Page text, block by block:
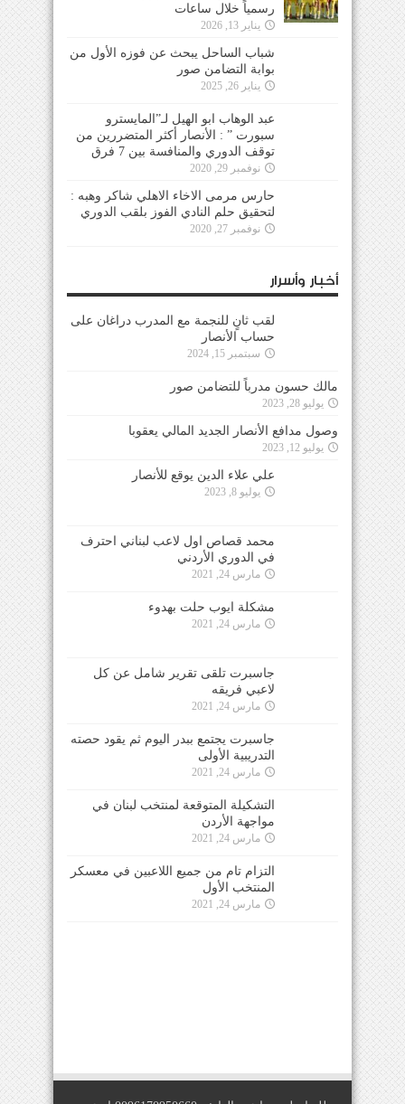
رسمياً خلال ساعات
يناير 13, 2026
شباب الساحل يبحث عن فوزه الأول من
بوابة التضامن صور
يناير 26, 2025
عبد الوهاب ابو الهيل لـ”المايسترو
سبورت ” : الأنصار أكثر المتضررين من
توقف الدوري والمنافسة بين 7 فرق
نوفمبر 29, 2020
حارس مرمى الاخاء الاهلي شاكر وهبه :
لتحقيق حلم النادي الفوز بلقب الدوري
نوفمبر 27, 2020
أخبار وأسرار
لقب ثانٍ للنجمة مع المدرب دراغان على
حساب الأنصار
سبتمبر 15, 2024
مالك حسون مدرباً للتضامن صور
يوليو 28, 2023
وصول مدافع الأنصار الجديد المالي يعقوبا
يوليو 12, 2023
علي علاء الدين يوقع للأنصار
يوليو 8, 2023
محمد قصاص اول لاعب لبناني احترف
في الدوري الأردني
مارس 24, 2021
مشكلة ايوب حلت بهدوء
مارس 24, 2021
جاسبرت تلقى تقرير شامل عن كل
لاعبي فريقه
مارس 24, 2021
جاسبرت يجتمع ببدر اليوم ثم يقود حصته
التدريبية الأولى
مارس 24, 2021
التشكيلة المتوقعة لمنتخب لبنان في
مواجهة الأردن
مارس 24, 2021
التزام تام من جميع اللاعبين في معسكر
المنتخب الأول
مارس 24, 2021